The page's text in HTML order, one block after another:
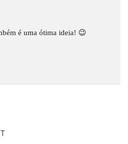
é uma ótima ideia! 😉